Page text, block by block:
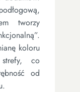
tworzy
koloru
co
od